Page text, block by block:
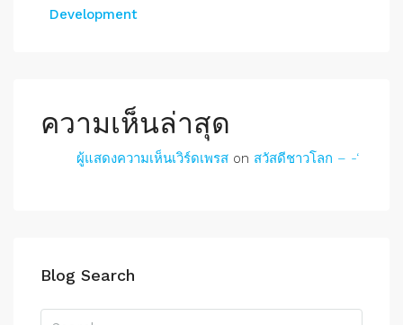
Development
ความเห็นล่าสุด
ผู้แสดงความเห็นเวิร์ดเพรส on สวัสดีชาวโลก – -‘
Blog Search